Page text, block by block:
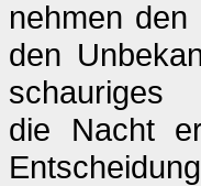
nehmen den
den
schauriges
die Nacht